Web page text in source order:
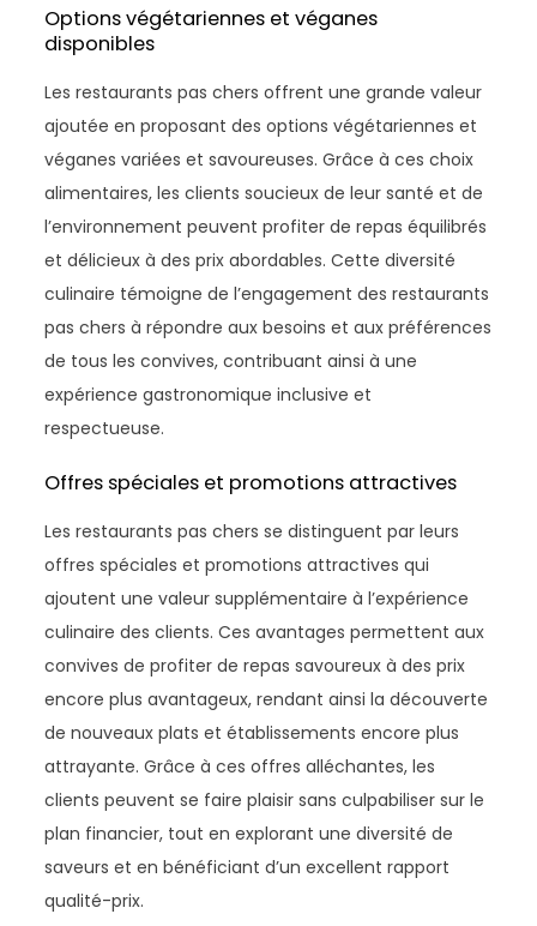
Options végétariennes et véganes
disponibles
Les restaurants pas chers offrent une grande valeur
ajoutée en proposant des options végétariennes et
véganes variées et savoureuses. Grâce à ces choix
alimentaires, les clients soucieux de leur santé et de
l’environnement peuvent profiter de repas équilibrés
et délicieux à des prix abordables. Cette diversité
culinaire témoigne de l’engagement des restaurants
pas chers à répondre aux besoins et aux préférences
de tous les convives, contribuant ainsi à une
expérience gastronomique inclusive et
respectueuse.
Offres spéciales et promotions attractives
Les restaurants pas chers se distinguent par leurs
offres spéciales et promotions attractives qui
ajoutent une valeur supplémentaire à l’expérience
culinaire des clients. Ces avantages permettent aux
convives de profiter de repas savoureux à des prix
encore plus avantageux, rendant ainsi la découverte
de nouveaux plats et établissements encore plus
attrayante. Grâce à ces offres alléchantes, les
clients peuvent se faire plaisir sans culpabiliser sur le
plan financier, tout en explorant une diversité de
saveurs et en bénéficiant d’un excellent rapport
qualité-prix.